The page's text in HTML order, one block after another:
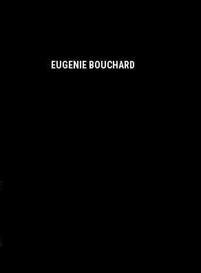
EUGENIE BOUCHARD